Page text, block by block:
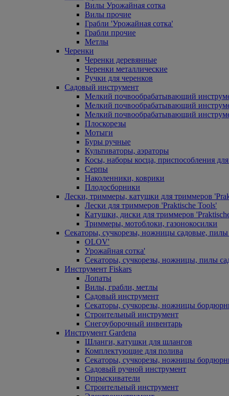
Вилы Урожайная сотка
Вилы прочие
Грабли 'Урожайная сотка'
Грабли прочие
Метлы
Черенки
Черенки деревянные
Черенки металлические
Ручки для черенков
Садовый инструмент
Мелкий почвообрабатывающий
Мелкий почвообрабатывающий
Мелкий почвообрабатывающий
Плоскорезы
Мотыги
Буры ручные
Культиваторы, аэраторы
Косы, наборы косца, приспособления для
Серпы
Наколенники, коврики
Плодосборники
Лески, триммеры, катушки для триммеров
Лески для триммеров 'Praktische Tools'
Катушки, диски для триммеров
Триммеры, мотоблоки, газонокосилки
Секаторы, сучкорезы, ножницы садовые, пилы
OLOV'
Урожайная сотка'
Секаторы, сучкорезы, ножницы, пилы
Инструмент Fiskars
Лопаты
Вилы, грабли, метлы
Садовый инструмент
Секаторы, сучкорезы, ножницы
Строительный инструмент
Снегоуборочный инвентарь
Инструмент Gardena
Шланги, катушки для шлангов
Комплектующие для полива
Секаторы, сучкорезы, ножницы
Садовый ручной инструмент
Опрыскиватели
Строительный инструмент